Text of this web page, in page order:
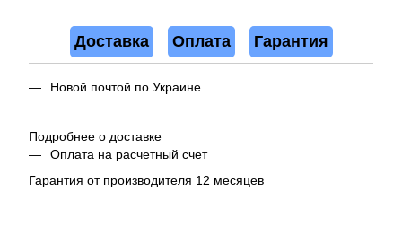
Доставка Оплата Гарантия
Новой почтой по Украине.
Подробнее о доставке
Оплата на расчетный счет
Гарантия от производителя 12 месяцев